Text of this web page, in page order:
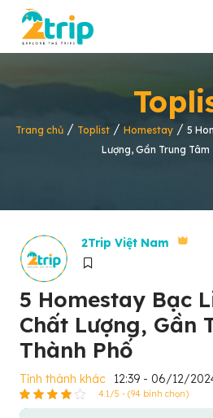
Trang chủ/ Toplist/ Homestay/ 5
Lượng, Gần Trung Tâm
2Trip Việt Nam
5 Homestay Bạc
Chất Lượng, Gần
Thành Phố
Tỉnh thành khác 12:39 - 06/12/
4.1/5 - (94 bình chọn)